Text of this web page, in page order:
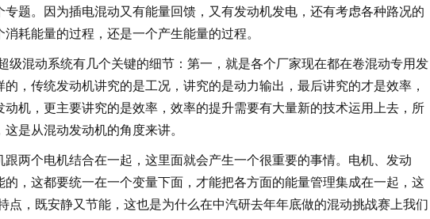
题。因为插电混动又有能量回馈，又有发动机发电，还有考虑各种路况的
耗能量的过程，还是一个产生能量的过程。
混动系统有几个关键的细节：第一，就是各个厂家现在都在卷混动专用发
，传统发动机讲究的是工况，讲究的是动力输出，最后讲究的才是效率，
机，更主要讲究的是效率，效率的提升需要有大量新的技术运用上去，所
是从混动发动机的角度来讲。
个电机结合在一起，这里面就会产生一个很重要的事情。电机、发动
，这都要统一在一个变量下面，才能把各方面的能量管理集成在一起，这
点，既安静又节能，这也是为什么在中汽研去年年底做的混动挑战赛上我们